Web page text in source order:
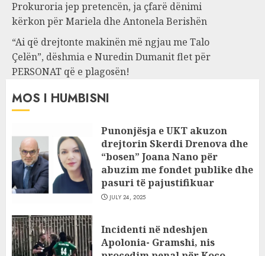
Prokuroria jep pretencën, ja çfarë dënimi
kërkon për Mariela dhe Antonela Berishën
“Ai që drejtonte makinën më ngjau me Talo
Çelën”, dëshmia e Nuredin Dumanit flet për
PERSONAT që e plagosën!
MOS I HUMBISNI
Punonjësja e UKT akuzon
drejtorin Skerdi Drenova dhe
“bosen” Joana Nano për
abuzim me fondet publike dhe
pasuri të pajustifikuar
JULY 24, 2025
Incidenti në ndeshjen
Apolonia- Gramshi, nis